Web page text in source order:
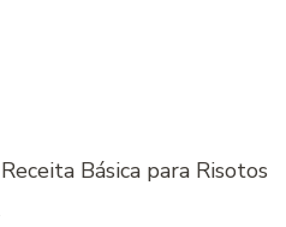
Básica para Risotos